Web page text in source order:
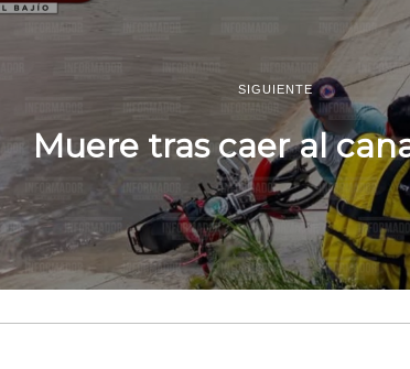
SIGUIENTE
Muere tras caer al